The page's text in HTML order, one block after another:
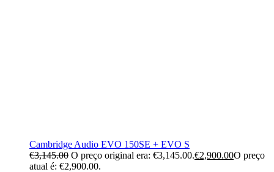
Cambridge Audio EVO 150SE + EVO S
€3,145.00 O preço original era: €3,145.00.€2,900.00O preço
atual é: €2,900.00.